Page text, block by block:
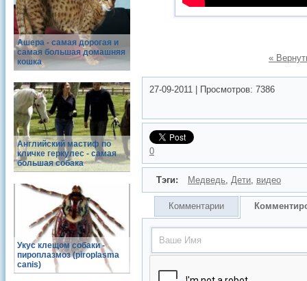
Ашера - самая дорогая и
самая большая домашняя
кошка
Английский мастиф по
кличке геркулес - самая
большая собака
Укус клещом собаки -
пироплазмоз (piroplasma
canis)
«
27-09-2011 Просмотров: 7386
0
Тэги: Медведь, Дети, видео
Комментарии